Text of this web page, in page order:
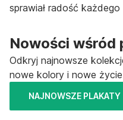
sprawiał radość każdego
Nowości wśród
Odkryj najnowsze
nowe kolory i nowe
NAJNOWSZE PLAKATY